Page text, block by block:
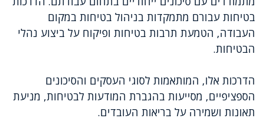
בטיחות עבורם מתמקדות בניהול בטיחות במקום
העבודה, הטמעת תרבות בטיחות ופיקוח על ביצוע נהלי
הבטיחות.
הדרכות אלו, המותאמות לסוגי העסקים והסיכונים
הספציפיים, מסייעות בהגברת המודעות לבטיחות, מניעת
תאונות ושמירה על בריאות העובדים.